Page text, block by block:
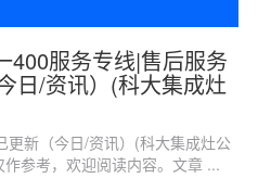
400服务专线|售后服务
日/资讯）(科大集成灶
更新（今日/资讯）(科大集成灶公
参考，欢迎阅读内容。文章 ...